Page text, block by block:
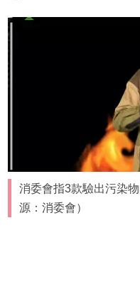
消委會指3款驗出污染
源：消委會）